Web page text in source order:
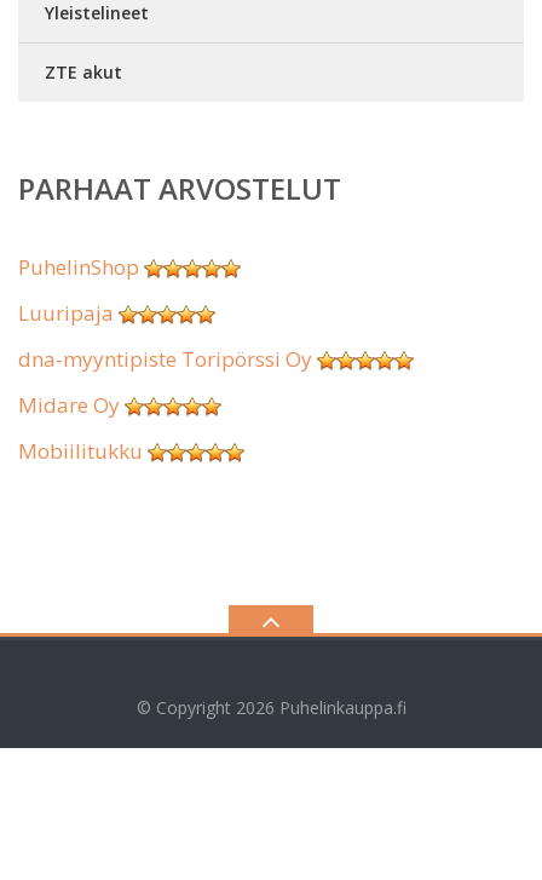
Yleistelineet
ZTE akut
PARHAAT ARVOSTELUT
PuhelinShop
Luuripaja
dna-myyntipiste Toripörssi Oy
Midare Oy
Mobiilitukku
© Copyright 2026 Puhelinkauppa.fi